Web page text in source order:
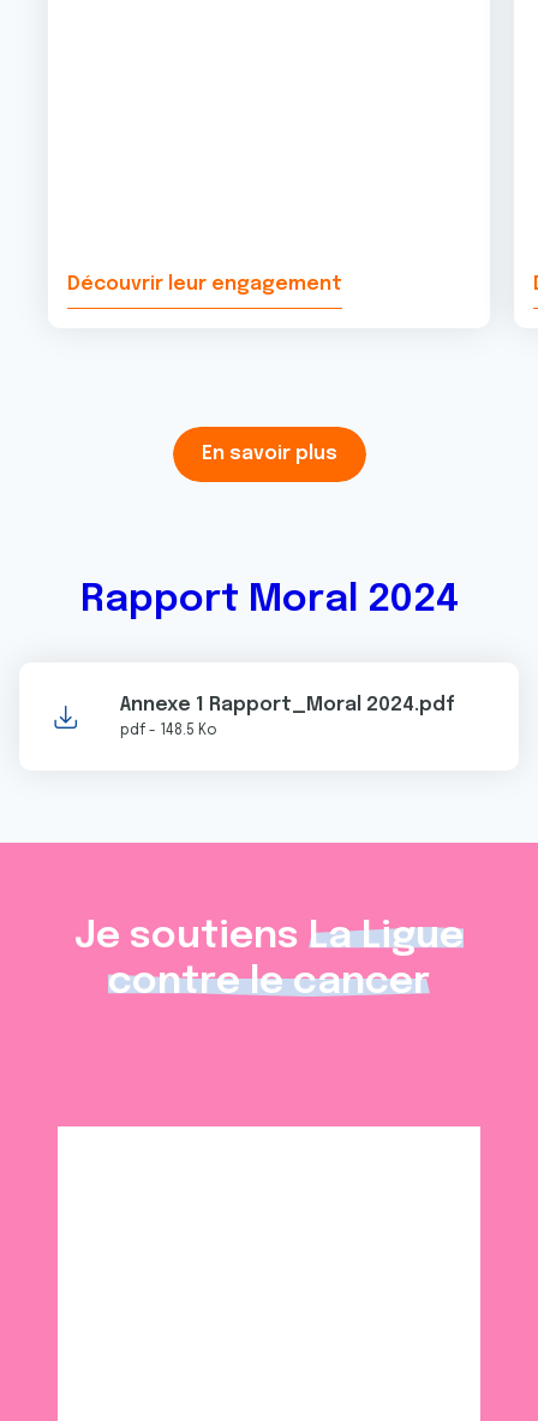
Découvrir leur engagement
En savoir plus
Rapport Moral 2024
Annexe 1 Rapport_Moral 2024.pdf
pdf - 148.5 Ko
Je soutiens La Ligue
contre le cancer